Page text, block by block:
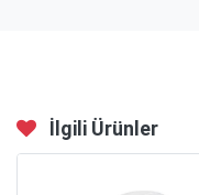
İlgili Ürünler